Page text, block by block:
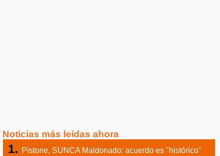
Noticias más leídas ahora
Pistone, SUNCA Maldonado: acuerdo es "histórico"